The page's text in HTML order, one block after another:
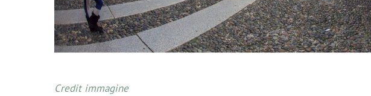
Credit immagine